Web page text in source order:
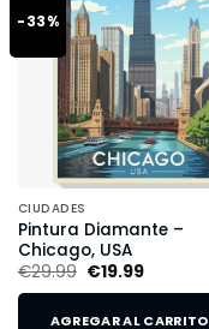
-33%
CIUDADES
Pintura Diamante –
Chicago, USA
€29.99 €19.99
AGREGAR AL CARRITO